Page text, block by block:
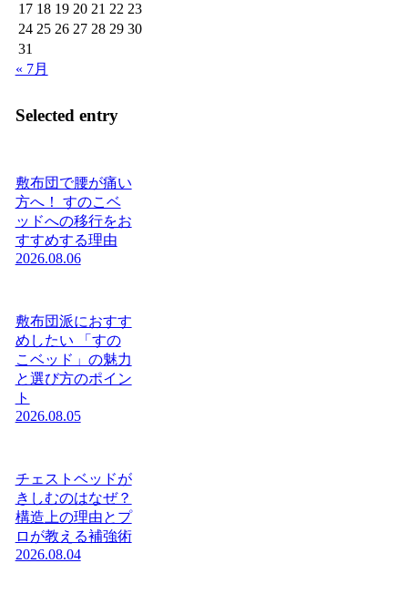
17 18 19 20 21 22 23
24 25 26 27 28 29 30
31
« 7月
Selected entry
敷布団で腰が痛い
方へ！ すのこベ
ッドへの移行をお
すすめする理由
2026.08.06
敷布団派におすす
めしたい 「すの
こベッド」の魅力
と選び方のポイン
ト
2026.08.05
チェストベッドが
きしむのはなぜ？
構造上の理由とプ
ロが教える補強術
2026.08.04